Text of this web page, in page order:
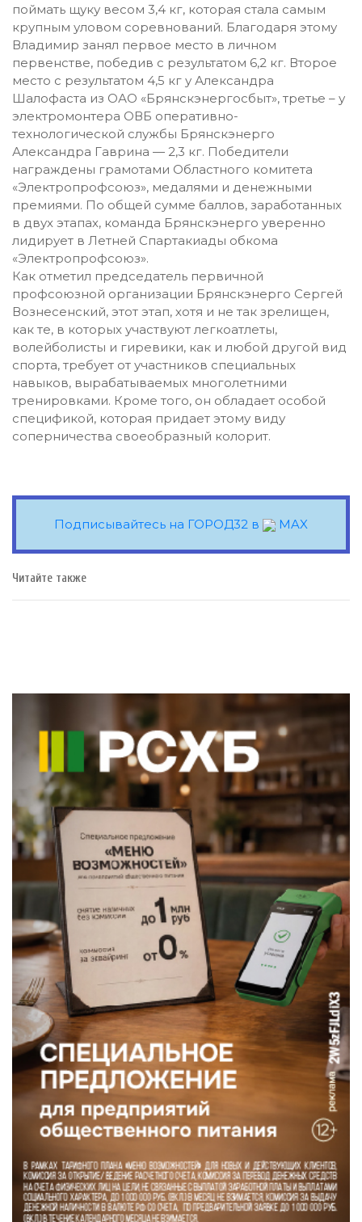
поймать щуку весом 3,4 кг, которая стала самым
крупным уловом соревнований. Благодаря этому
Владимир занял первое место в личном
первенстве, победив с результатом 6,2 кг. Второе
место с результатом 4,5 кг у Александра
Шалофаста из ОАО «Брянскэнергосбыт», третье – у
электромонтера ОВБ оперативно-
технологической службы Брянскэнерго
Александра Гаврина — 2,3 кг. Победители
награждены грамотами Областного комитета
«Электропрофсоюз», медалями и денежными
премиями. По общей сумме баллов, заработанных
в двух этапах, команда Брянскэнерго уверенно
лидирует в Летней Спартакиады обкома
«Электропрофсоюз».
Как отметил председатель первичной
профсоюзной организации Брянскэнерго Сергей
Вознесенский, этот этап, хотя и не так зрелищен,
как те, в которых участвуют легкоатлеты,
волейболисты и гиревики, как и любой другой вид
спорта, требует от участников специальных
навыков, вырабатываемых многолетними
тренировками. Кроме того, он обладает особой
спецификой, которая придает этому виду
соперничества своеобразный колорит.
Подписывайтесь на ГОРОД32 в MAX
Читайте также